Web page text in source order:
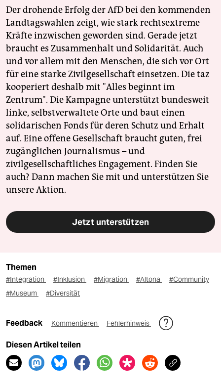
Der drohende Erfolg der AfD bei den kommenden
Landtagswahlen zeigt, wie stark rechtsextreme
Kräfte inzwischen geworden sind. Gerade jetzt
braucht es Zusammenhalt und Solidarität. Auch
und vor allem mit den Menschen, die sich vor Ort
für eine starke Zivilgesellschaft einsetzen. Die taz
kooperiert deshalb mit "Alles beginnt im
Zentrum". Die Kampagne unterstützt bundesweit
linke, selbstverwaltete Orte und baut einen
solidarischen Fonds für deren Schutz und Erhalt
auf. Eine offene Gesellschaft braucht guten, frei
zugänglichen Journalismus – und
zivilgesellschaftliches Engagement. Finden Sie
auch? Dann machen Sie mit und unterstützen Sie
unsere Aktion.
Jetzt unterstützen
Themen
#Integration #Inklusion #Migration #Altona
#Community
#Museum
#Diversität
Feedback Kommentieren Fehlerhinweis
Diesen Artikel teilen